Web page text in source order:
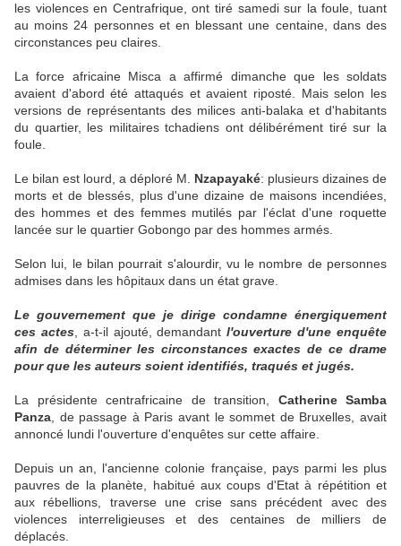
les violences en Centrafrique, ont tiré samedi sur la foule, tuant
au moins 24 personnes et en blessant une centaine, dans des
circonstances peu claires.
La force africaine Misca a affirmé dimanche que les soldats
avaient d'abord été attaqués et avaient riposté. Mais selon les
versions de représentants des milices anti-balaka et d'habitants
du quartier, les militaires tchadiens ont délibérément tiré sur la
foule.
Le bilan est lourd, a déploré M. Nzapayaké: plusieurs dizaines de
morts et de blessés, plus d'une dizaine de maisons incendiées,
des hommes et des femmes mutilés par l'éclat d'une roquette
lancée sur le quartier Gobongo par des hommes armés.
Selon lui, le bilan pourrait s'alourdir, vu le nombre de personnes
admises dans les hôpitaux dans un état grave.
Le gouvernement que je dirige condamne énergiquement
ces actes, a-t-il ajouté, demandantl'ouverture d'une enquête
afin de déterminer les circonstances exactes de ce drame
pour que les auteurs soient identifiés, traqués et jugés.
La présidente centrafricaine de transition, Catherine Samba
Panza , de passage à Paris avant le sommet de Bruxelles, avait
annoncé lundi l'ouverture d'enquêtes sur cette affaire.
Depuis un an, l'ancienne colonie française, pays parmi les plus
pauvres de la planète, habitué aux coups d'Etat à répétition et
aux rébellions, traverse une crise sans précédent avec des
violences interreligieuses et des centaines de milliers de
déplacés.